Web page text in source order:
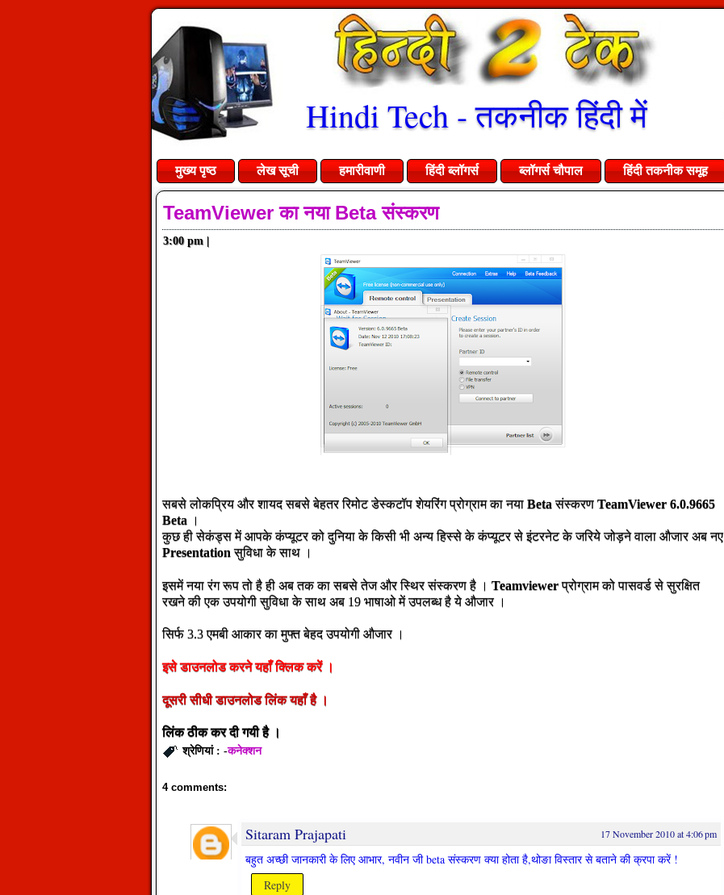
Hindi Tech - तकनीक हिंदी में
मुख्य पृष्ठ लेख सूची हमारीवाणी हिंदी ब्लॉगर्स ब्लॉगर्स चौपाल हिंदी तकनीक समूह
TeamViewer का नया Beta संस्करण
3:00 pm |
सबसे लोकप्रिय और शायद सबसे बेहतर रिमोट डेस्कटॉप शेयरिंग प्रोग्राम का नया Beta संस्करण TeamViewer 6.0.9665
Beta ।
कुछ ही सेकंड्स में आपके कंप्यूटर को दुनिया के किसी भी अन्य हिस्से के कंप्यूटर से इंटरनेट के जरिये जोड़ने वाला औजारअब नए
Presentation सुविधा के साथ ।
इसमें नया रंग रूप तो है ही अब तक का सबसे तेज और स्थिर संस्करण है । Teamviewerप्रोग्राम को पासवर्ड से सुरक्षित
रखने की एक उपयोगी सुविधा के साथ अब 19 भाषाओ में उपलब्ध है ये औजार।
सिर्फ 3.3 एमबी आकार का मुफ्त बेहद उपयोगी औजार ।
इसेडाउनलोडकरनेयहाँक्लिककरें।
दूसरीसीधीडाउनलोडलिंकयहाँहै।
लिंक ठीक कर दी गयी है।
श्रेणियां : -कनेक्शन
4 comments:
Sitaram Prajapati 17 November 2010 at 4:06 pm
बहुत अच्छी जानकारी के लिए आभार, नवीन जी beta संस्करण क्या होता है,थोङा विस्तार से बताने की क्रपा करें !
Reply